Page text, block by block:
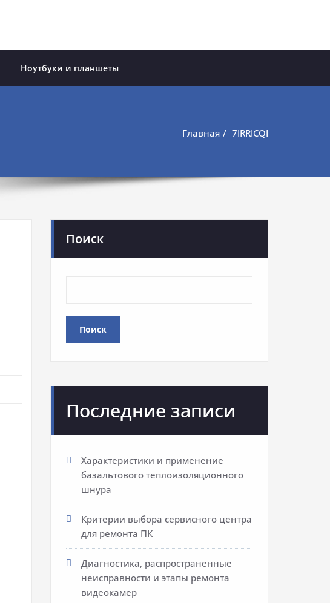
Ноутбуки и планшеты
Главная 7IRRICQI
Поиск
Поиск
Последние записи
Характеристики и применение
базальтового теплоизоляционного
шнура
Критерии выбора сервисного центра
для ремонта ПК
Диагностика, распространенные
неисправности и этапы ремонта
видеокамер